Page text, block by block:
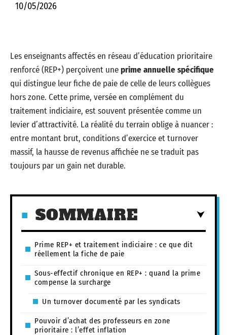
10/05/2026
Les enseignants affectés en réseau d’éducation prioritaire
renforcé (REP+) perçoivent uneprime annuelle spécifique
qui distingue leur fiche de paie de celle de leurs collègues
hors zone. Cette prime, versée en complément du
traitement indiciaire, est souvent présentée comme un
levier d’attractivité. La réalité du terrain oblige à nuancer :
entre montant brut, conditions d’exercice et turnover
massif, la hausse de revenus affichée ne se traduit pas
toujours par un gain net durable.
SOMMAIRE
Prime REP+ et traitement indiciaire : ce que dit
réellement la fiche de paie
Sous-effectif chronique en REP+ : quand la prime
compense la surcharge
Un turnover documenté par les syndicats
Pouvoir d’achat des professeurs en zone
prioritaire : l’effet inflation